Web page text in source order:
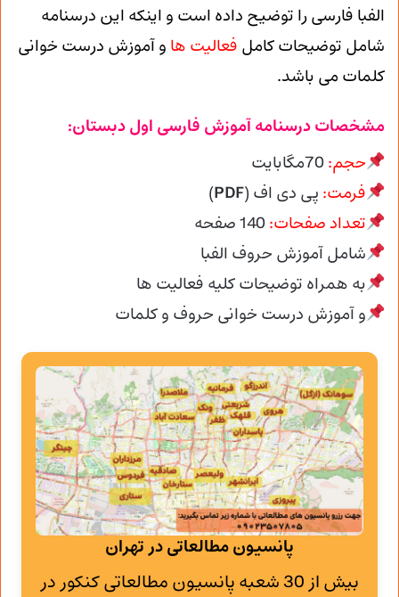
الفبا فارسی را توضیح داده است و اینکه این درسنامه
شامل توضیحات کامل فعالیت ها وآموزش درست خوانی
کلمات می باشد.
مشخصات درسنامه آموزش فارسی اول دبستان:
حجم:70مگابایت
فرمت: پی دی اف (PDF
)
تعداد صفحات:140 صفحه
شامل آموزش حروف الفبا
به همراه توضیحات کلیه فعالیت ها
و آموزش درست خوانی حروف و کلمات
پانسیون مطالعاتی در تهران
بیش از 30 شعبه پانسیون مطالعاتی کنکور در